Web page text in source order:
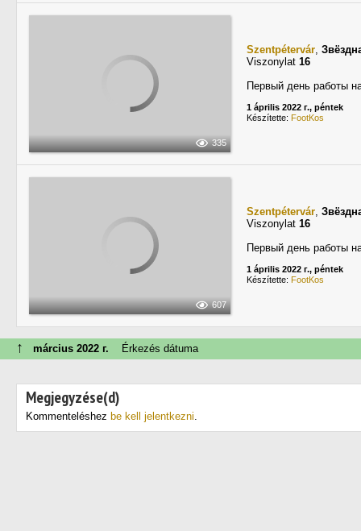
335
Szentpétervár,
Viszonylat 16
Первый день работы
1 április 2022 г., péntek
Készítette: FootKos
607
Szentpétervár,
Viszonylat 16
Первый день работы
1 április 2022 г., péntek
Készítette: FootKos
↑ március 2022 г. Érkezés dátuma
Megjegyzése(d)
Kommenteléshez be kell jelentkezni.